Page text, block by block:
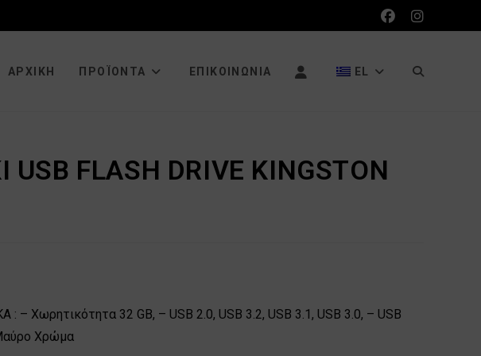
ΑΡΧΙΚΉ ΠΡΟΪΌΝΤΑ ΕΠΙΚΟΙΝΩΝΊΑ EL ΕΝΑΛΛΑΓΉ
USB FLASH DRIVE KINGSTON
: – Χωρητικότητα 32 GB, – USB 2.0, USB 3.2, USB 3.1, USB 3.0, – USB
Χρώμα